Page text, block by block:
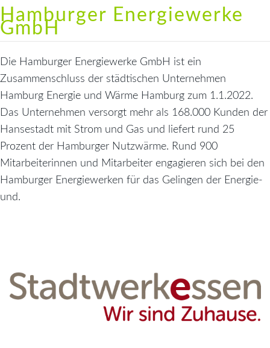
Hamburger Energiewerke
GmbH
Die Hamburger Energiewerke GmbH ist ein
Zusammenschluss der städtischen Unternehmen
Hamburg Energie und Wärme Hamburg zum 1.1.2022.
Das Unternehmen versorgt mehr als 168.000 Kunden der
Hansestadt mit Strom und Gas und liefert rund 25
Prozent der Hamburger Nutzwärme. Rund 900
Mitarbeiterinnen und Mitarbeiter engagieren sich bei den
Hamburger Energiewerken für das Gelingen der Energie-
und.